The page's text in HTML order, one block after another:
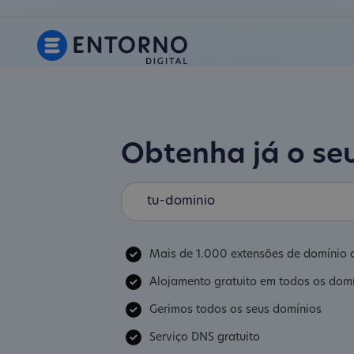
Obtenha já o
Mais de 1.000 extensões de domínio
Alojamento gratuito em todos os
Gerimos todos os seus domínios
Serviço DNS gratuito